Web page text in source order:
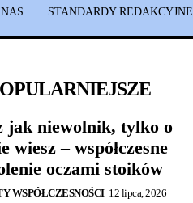
STANDARDY REDAKCYJNE
jak niewolnik, tylko o
wiesz – współczesne
oczami stoików
WSPÓŁCZESNOŚCI 12 lipca, 2026